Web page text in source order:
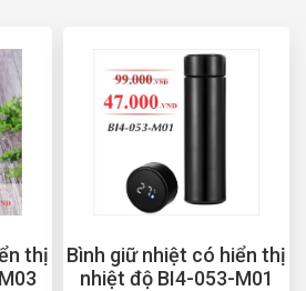
thị
Bình giữ nhiệt có hiển thị
nhiệt độ BI4-053-M01